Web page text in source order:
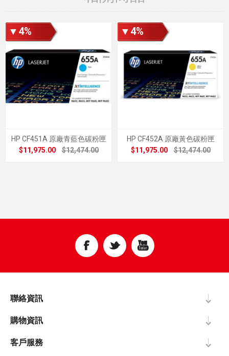
▼4%
HP CF451A 原廠青藍色碳粉匣
$11,975.00
$12,474.00
▼4%
HP CF452A 原廠黃色碳粉匣
$11,975.00
$12,474.00
聯絡資訊
購物資訊
客戶服務